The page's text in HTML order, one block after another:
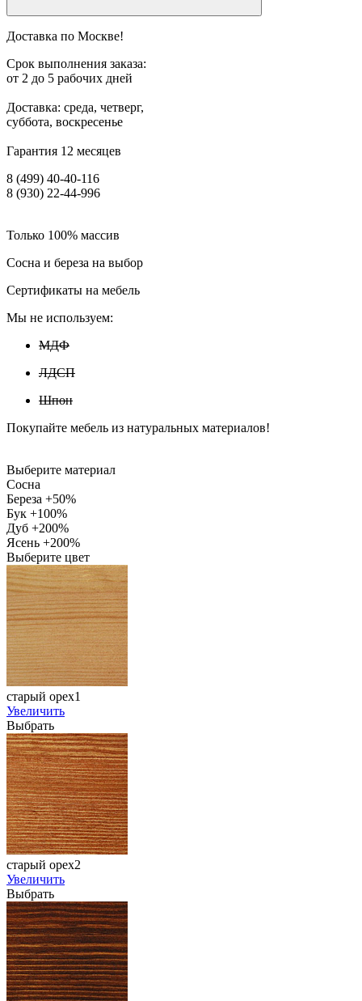
Доставка по Москве!
Срок выполнения заказа:
от 2 до 5 рабочих дней
Доставка: среда, четверг,
суббота, воскресенье
Гарантия 12 месяцев
8 (499) 40-40-116
8 (930) 22-44-996
Только 100% массив
Сосна и береза на выбор
Сертификаты на мебель
Мы не используем:
МДФ
ЛДСП
Шпон
Покупайте мебель из натуральных материалов!
Выберите материал
Сосна
Береза +50%
Бук +100%
Дуб +200%
Ясень +200%
Выберите цвет
старый орех1
Увеличить
Выбрать
старый орех2
Увеличить
Выбрать